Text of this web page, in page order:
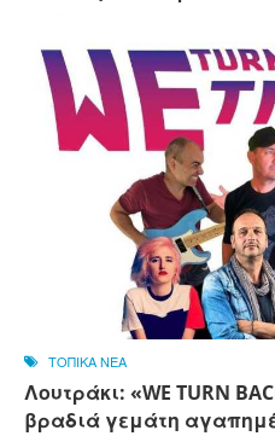
ΤΟΠΙΚΑ ΝΕΑ
Λουτράκι: «WE TURN
βραδιά γεμάτη